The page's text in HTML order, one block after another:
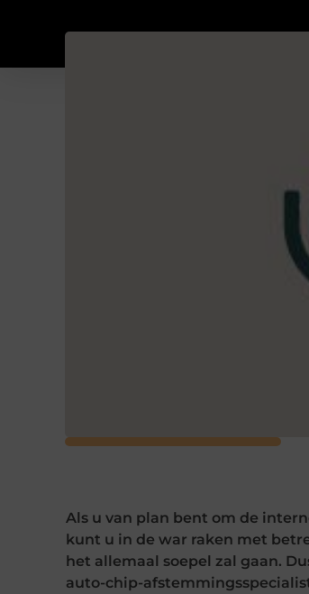
Als u van plan bent om de
kunt u in de war raken met
het allemaal soepel zal gaan.
auto-chip-